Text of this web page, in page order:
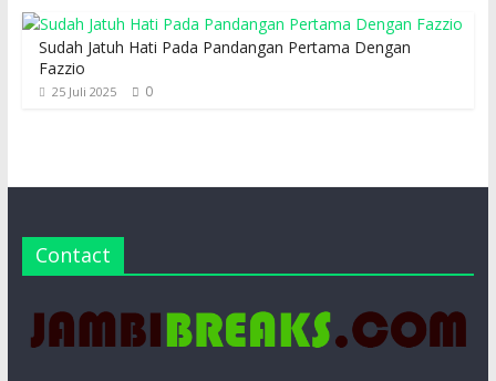
Sudah Jatuh Hati Pada Pandangan Pertama Dengan
Fazzio
25 Juli 2025 0
Contact